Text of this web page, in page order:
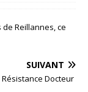
Reillannes, ce
SUIVANT
Docteur